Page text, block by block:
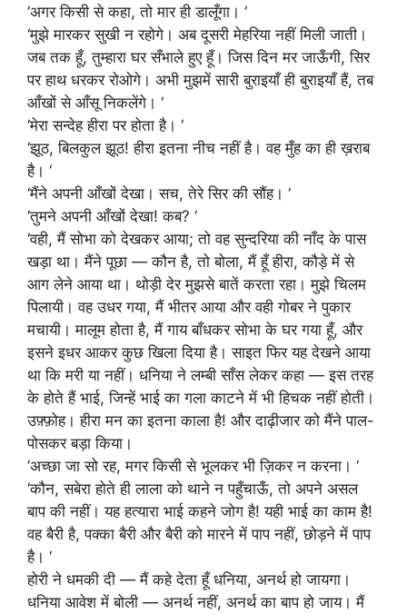
‘अगर किसी से कहा, तो मार ही डालूँगा। ‘
‘मुझे मारकर सुखी न रहोगे। अब दूसरी मेहरिया नहीं मिली जाती।
जब तक हूँ, तुम्हारा घर सँभाले हुए हूँ। जिस दिन मर जाऊँगी, सिर
पर हाथ धरकर रोओगे। अभी मुझमें सारी बुराइयाँ ही बुराइयाँ हैं, तब
आँखों से आँसू निकलेंगे। ‘
‘मेरा सन्देह हीरा पर होता है। ‘
‘झूठ, बिलकुल झूठ! हीरा इतना नीच नहीं है। वह मुँह का ही ख़राब
है। ‘
‘मैंने अपनी आँखों देखा। सच, तेरे सिर की सौंह। ‘
‘तुमने अपनी आँखों देखा! कब? ‘
‘वही, मैं सोभा को देखकर आया; तो वह सुन्दरिया की नाँद के पास
खड़ा था। मैंने पूछा — कौन है, तो बोला, मैं हूँ हीरा, कौड़े में से
आग लेने आया था। थोड़ी देर मुझसे बातें करता रहा। मुझे चिलम
पिलायी। वह उधर गया, मैं भीतर आया और वही गोबर ने पुकार
मचायी। मालूम होता है, मैं गाय बाँधकर सोभा के घर गया हूँ, और
इसने इधर आकर कुछ खिला दिया है। साइत फिर यह देखने आया
था कि मरी या नहीं। धनिया ने लम्बी साँस लेकर कहा — इस तरह
के होते हैं भाई, जिन्हें भाई का गला काटने में भी हिचक नहीं होती।
उफ़्फ़ोह। हीरा मन का इतना काला है! और दाढ़ीजार को मैंने पाल-
पोसकर बड़ा किया।
‘अच्छा जा सो रह, मगर किसी से भूलकर भी ज़िकर न करना। ‘
‘कौन, सबेरा होते ही लाला को थाने न पहुँचाऊँ, तो अपने असल
बाप की नहीं। यह हत्यारा भाई कहने जोग है! यही भाई का काम है!
वह बैरी है, पक्का बैरी और बैरी को मारने में पाप नहीं, छोड़ने में पाप
है। ‘
होरी ने धमकी दी — मैं कहे देता हूँ धनिया, अनर्थ हो जायगा।
धनिया आवेश में बोली — अनर्थ नहीं, अनर्थ का बाप हो जाय। मैं